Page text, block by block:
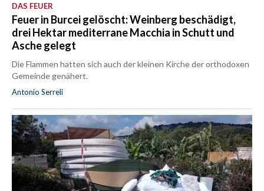
DAS FEUER
Feuer in Burcei gelöscht: Weinberg beschädigt,
drei Hektar mediterrane Macchia in Schutt und
Asche gelegt
Die Flammen hatten sich auch der kleinen Kirche der orthodoxen
Gemeinde genähert.
Antonio Serreli